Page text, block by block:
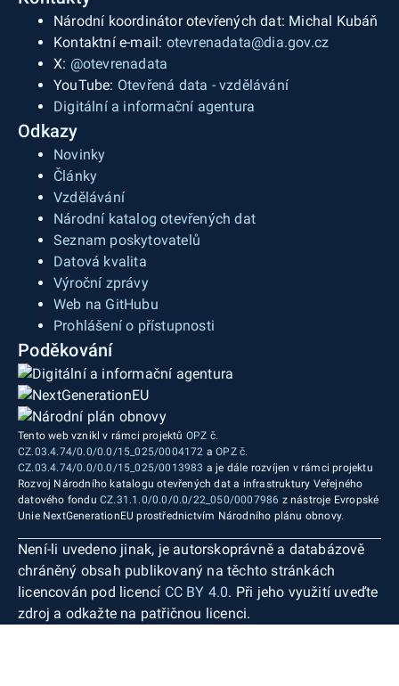
Národní koordinátor otevřených dat: Michal Kubáň
Kontaktní e-mail: otevrenadata@dia.gov.cz
X: @otevrenadata
YouTube: Otevřená data - vzdělávání
Digitální a informační agentura
Odkazy
Novinky
Články
Vzdělávání
Národní katalog otevřených dat
Seznam poskytovatelů
Datová kvalita
Výroční zprávy
Web na GitHubu
Prohlášení o přístupnosti
Poděkování
Tento web vznikl v rámci projektů OPZ č.
CZ.03.4.74/0.0/0.0/15_025/0004172 aOPZ č.
CZ.03.4.74/0.0/0.0/15_025/0013983 a je dále rozvíjen v rámci projektu
Rozvoj Národního katalogu otevřených dat a infrastruktury Veřejného
datového fondu CZ.31.1.0/0.0/0.0/22_050/0007986 z nástroje Evropské
Unie NextGenerationEU prostřednictvím Národního plánu obnovy.
Není-li uvedeno jinak, je autorskoprávně a databázově
chráněný obsah publikovaný na těchto stránkách
licencován pod licencí CC BY 4.0. Při jeho využití uveďte
zdroj a odkažte na patřičnou licenci.